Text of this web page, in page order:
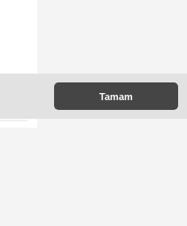
Tamam